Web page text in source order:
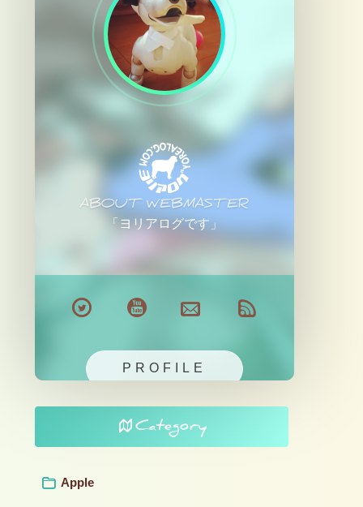
ABOUT WEBMASTER
「ヨリアログです」
PROFILE
Category
Apple